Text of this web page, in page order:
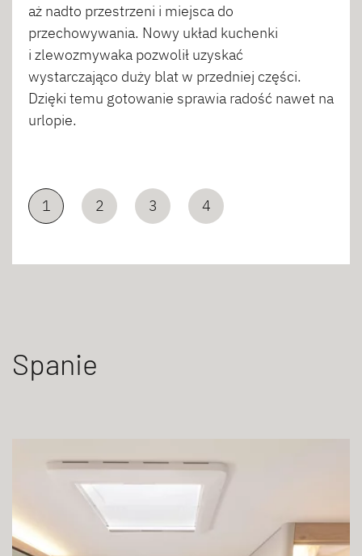
aż nadto przestrzeni i miejsca do
przechowywania. Nowy układ kuchenki
i zlewozmywaka pozwolił uzyskać
wystarczająco duży blat w przedniej części.
Dzięki temu gotowanie sprawia radość nawet na
urlopie.
1 2 3 4
Spanie